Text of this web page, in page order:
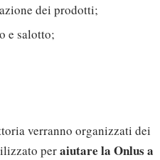
dei prodotti;
e salotto;
verranno organizzati dei
peraiutare la Onlus a